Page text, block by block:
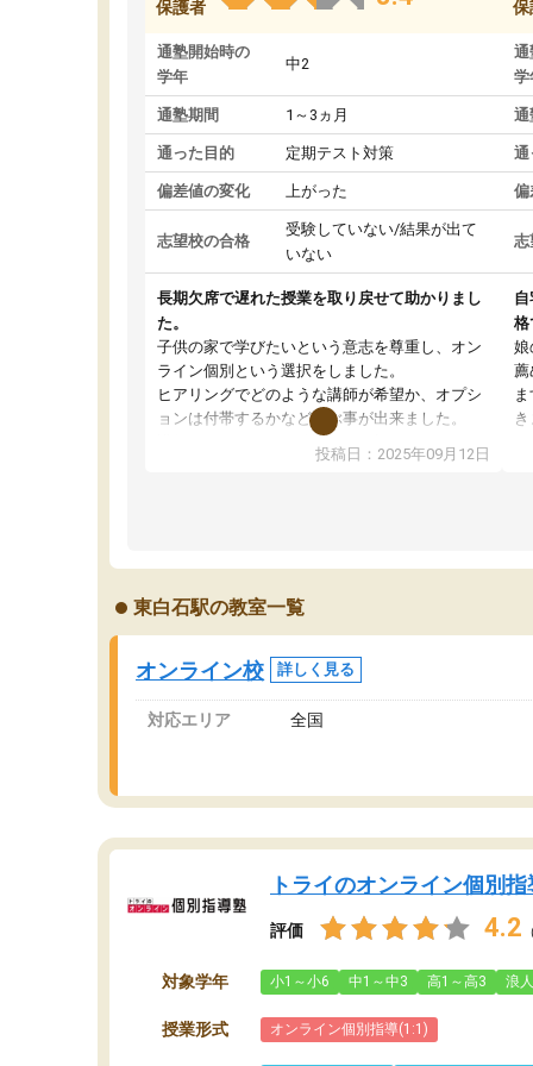
保護者
通塾開始時の
学年
中2
通塾期間 1～3ヵ月
通った目的 定期テスト対策
偏差値の変化 上がった
志望校の合格
受験していない/結果が出て
いない
長期欠席で遅れた授業を取り戻せて助かりまし
た。
子供の家で学びたいという意志を尊重し、オン
ライン個別という選択をしました。
ヒアリングでどのような講師が希望か、オプシ
ョンは付帯するかなど選ぶ事が出来ました。
講師とのマッチング後講師との初回ミーティン
グを行い、その講師で良いか他の講師を希望す
オンラインツールを使用した単語帳の共有があ
り宿題もそちらで出される形でした。
2ヶ月で担当講師の方がお辞めになると言う事で
講師変更の申し出があり、あまりに短期での変
更だった為、塾に通う事にして退会しました。
遅れも取り戻せ、授業内容や講師の方は良かっ
投稿日：2025年09月12日
保
通
学
通
通
偏
志
格
娘
薦
ま
東白石駅の教室一覧
オンライン校 詳しく見る
対応エリア 全国
トライのオンライン個別
評価 4.2
対象学年 小1～小6 中1～中3 高1～高3 浪
授業形式 オンライン個別指導(1:1)